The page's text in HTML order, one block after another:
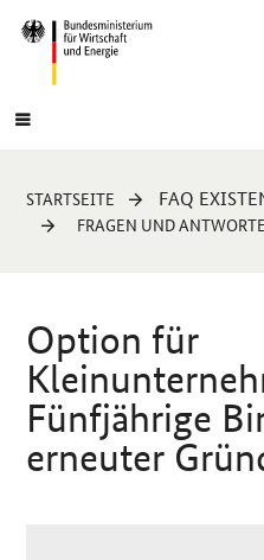
Navigation
Hauptmenü
Sie
sind
STARTSEITE FAQ
FRAGEN UND
Option für
Fünfjährige
erneuter